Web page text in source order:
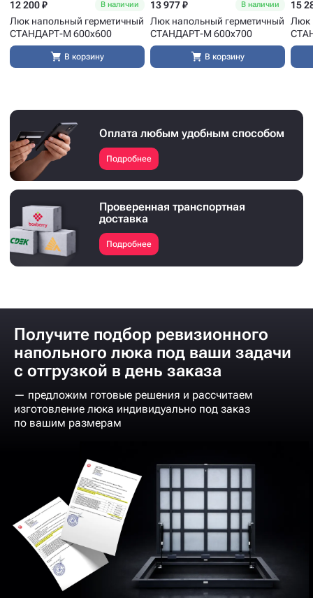
12 200 ₽ В наличии
Люк напольный герметичный
СТАНДАРТ-М 600x600
В корзину
13 977 ₽ В наличии
Люк напольный герметичный
СТАНДАРТ-М 600x700
В корзину
15
Люк
Оплата любым удобным способом
Подробнее
Проверенная транспортная
доставка
Подробнее
Получите подбор ревизионного
напольного люка под ваши задачи
с отгрузкой в день заказа
— предложим готовые решения и рассчитаем
изготовление люка индивидуально под заказ
по вашим размерам